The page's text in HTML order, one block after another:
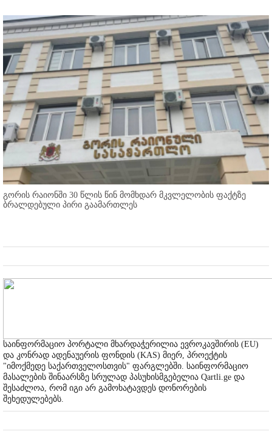
გორის რაიონში 30 წლის წინ მომხდარ მკვლელობის ფაქტზე
ბრალდებული პირი გაამართლეს
საინფორმაციო პორტალი მხარდაჭერილია ევროკავშირის (EU)
და კონრად ადენაუერის ფონდის (KAS) მიერ, პროექტის
"იმოქმედე საქართველოსთვის" ფარგლებში. საინფორმაციო
მასალების შინაარსზე სრულად პასუხისმგებელია Qartli.ge და
შესაძლოა, რომ იგი არ გამოხატავდეს დონორების
შეხედულებებს.